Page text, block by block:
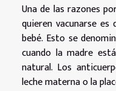
Una de las razones
quieren vacunarse
bebé. Esto se
cuando la madre
natural. Los
leche materna o la